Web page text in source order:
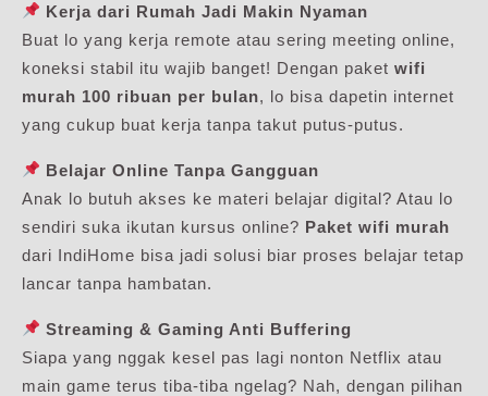
Kerja dari Rumah Jadi Makin Nyaman
Buat lo yang kerja remote atau sering meeting online,
koneksi stabil itu wajib banget! Dengan paket wifi
murah 100 ribuan per bulan, lo bisa dapetin internet
yang cukup buat kerja tanpa takut putus-putus.
Belajar Online Tanpa Gangguan
Anak lo butuh akses ke materi belajar digital? Atau lo
sendiri suka ikutan kursus online? Paket wifi murah
dari IndiHome bisa jadi solusi biar proses belajar tetap
lancar tanpa hambatan.
Streaming & Gaming Anti Buffering
Siapa yang nggak kesel pas lagi nonton Netflix atau
main game terus tiba-tiba ngelag? Nah, dengan pilihan